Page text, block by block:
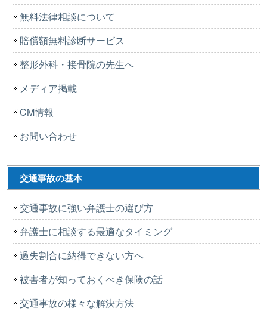
無料法律相談について
賠償額無料診断サービス
整形外科・接骨院の先生へ
メディア掲載
CM情報
お問い合わせ
交通事故の基本
交通事故に強い弁護士の選び方
弁護士に相談する最適なタイミング
過失割合に納得できない方へ
被害者が知っておくべき保険の話
交通事故の様々な解決方法